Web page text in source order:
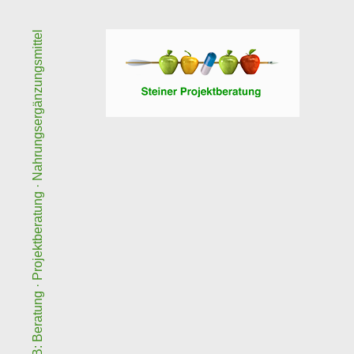
B2B: Beratung · Projektberatung · Nahrungsergänzungsmittel